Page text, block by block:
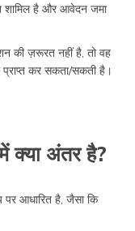
शामिल है और आवेदन जमा
की ज़रूरत नहीं है, तो वह
कर सकता/सकती है।
क्या अंतर है?
आधारित है, जैसा कि